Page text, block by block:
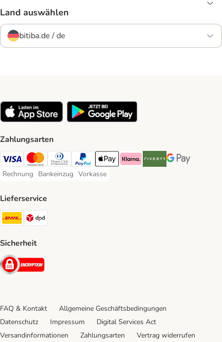
Land auswählen
bitiba.de / de
Zahlungsarten
Visa Payment Method
Mastercard Payment Method
Diners Club Payment Method
PayPal Payment Method
Apple Pay Payment Method
Klarna Payment Method
Riverty Payment Method
Google Pay
Rechnung
Rechnung Payment Method
Bankeinzug
Bankeinzug Payment Method
Vorkasse
Vorkasse Payment Method
Lieferservice
DHL Shipping Method
Sicherheit
Security
FAQ & Kontakt
Allgemeine Geschäftsbedingungen
Datenschutz
Impressum
Digital Services Act
Versandinformationen
Zahlungsarten Vertrag widerrufen